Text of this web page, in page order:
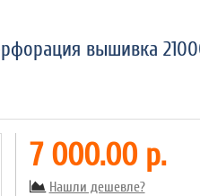
вышивка
7 000.00 р.
Нашли дешевле?